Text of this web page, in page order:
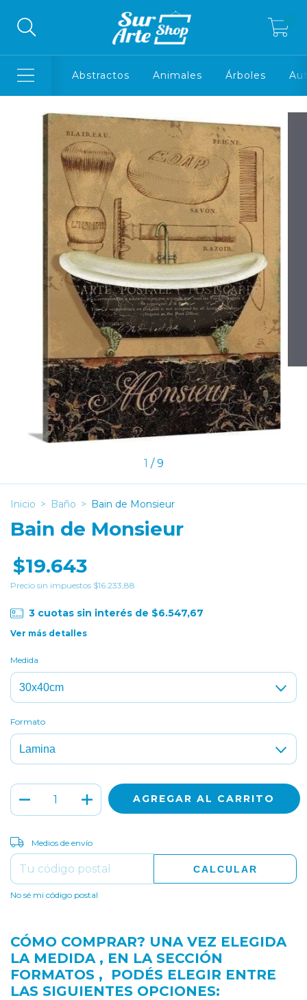
Abstractos Animales Árboles
1 /9
Inicio > Baño > Bain de Monsieur
Bain de Monsieur
$19.643
Precio sin impuestos $16.233,88
3 cuotas sin interés de $6.547,67
Ver más detalles
Medida
Formato
Entregas para el CP:
Medios de envío
CALCULAR
No sé mi código postal
CÓMO COMPRAR? UNA VEZ ELEGIDA
LA MEDIDA , EN LA SECCIÓN
FORMATOS , PODÉS ELEGIR ENTRE
LAS SIGUIENTES OPCIONES: